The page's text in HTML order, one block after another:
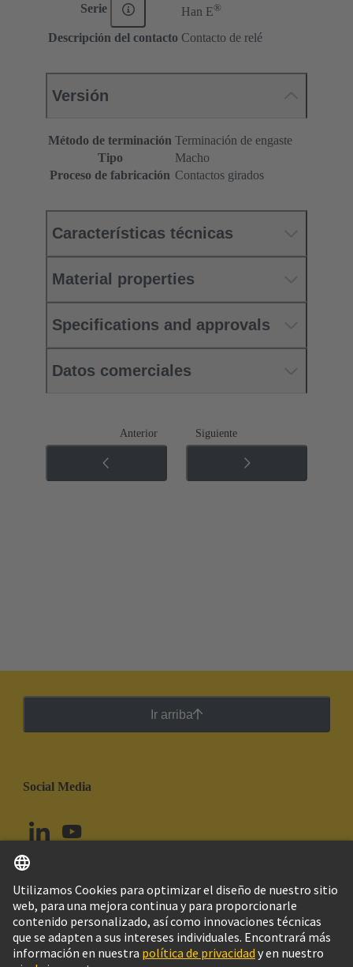
Serie Han E®
Descripción del contacto Contacto de relé
Versión
Método de terminación Terminación de engaste
Tipo
Macho
Proceso de fabricación Contactos girados
Características técnicas
Material properties
Specifications and approvals
Datos comerciales
Anterior Siguiente
Ir arriba
Social Media
Colombia Español